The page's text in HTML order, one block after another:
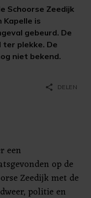
Schoorse Zeedijk
Kapelle is
gebeurd. De
ter plekke. De
niet bekend.
share DELEN
een
op de
Zeedijk met de
politie en